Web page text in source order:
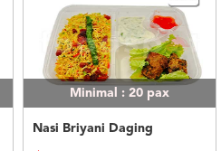
Minimal : 20 pax
Nasi Briyani Daging